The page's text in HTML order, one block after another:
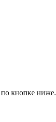
кнопке ниже.